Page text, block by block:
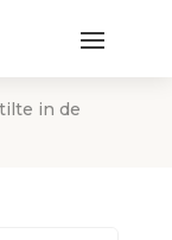
in de